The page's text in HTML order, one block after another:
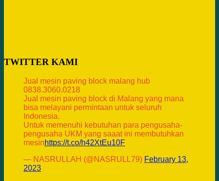
TWITTER KAMI
Jual mesin paving block malang hub
0838.3060.0218
Jual mesin paving block di Malang yang mana
bisa melayani permintaan untuk seluruh
Indonesia.
Untuk memenuhi kebutuhan para pengusaha-
pengusaha UKM yang saaat ini membutuhkan
mesinhttps://t.co/h42XtEu10F
— NASRULLAH (@NASRULL79) February 13,
2023